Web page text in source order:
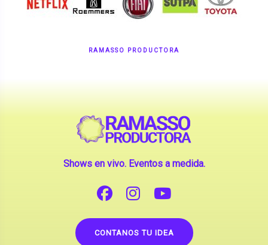
RAMASSO PRODUCTORA
Shows en vivo. Eventos a medida.
CONTANOS TU IDEA